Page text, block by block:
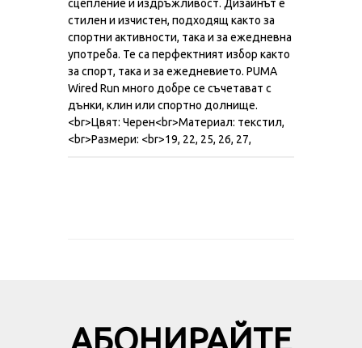
сцепление и издръжливост. Дизайнът е
стилен и изчистен, подходящ както за
спортни активности, така и за ежедневна
употреба. Те са перфектният избор както
за спорт, така и за ежедневието. PUMA
Wired Run много добре се съчетават с
дънки, клин или спортно долнище.
<br>Цвят: Черен<br>Материал: текстил,
<br>Размери: <br>19, 22, 25, 26, 27,
АБОНИРАЙТЕ